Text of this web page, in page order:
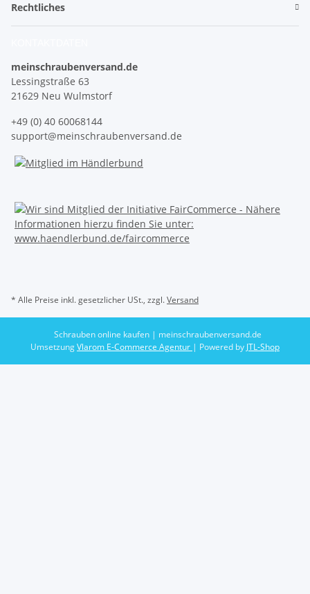
Rechtliches
meinschraubenversand.de
Lessingstraße 63
21629 Neu Wulmstorf
+49 (0) 40 60068144
support@meinschraubenversand.de
* Alle Preise inkl. gesetzlicher USt., zzgl.Versand
Schrauben online kaufen | meinschraubenversand.de
UmsetzungVlarom E-Commerce Agentur | Powered by JTL-Shop